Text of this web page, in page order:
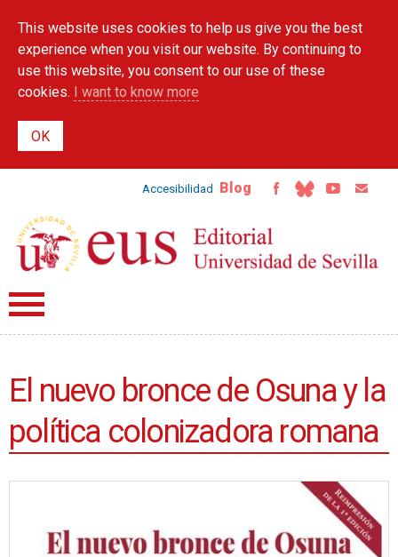
main
content
This website uses cookies to help us give you the best
experience when you visit our website. By continuing to
use this website, you consent to our use of these
cookies. I want to know more
Accesibilidad Blog
El nuevo bronce de Osuna y la
política colonizadora romana